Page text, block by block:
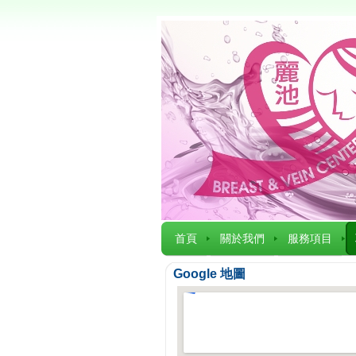
首頁 關於我們 服務項目
Google 地圖